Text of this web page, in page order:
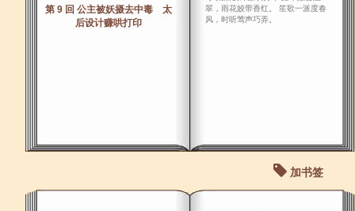
第 9 回 公主被妖摄去中毒 太
后设计赚哄打印
翠，雨花姣带香红。 笙歌一派度春
风，时听莺声巧弄。
加书签